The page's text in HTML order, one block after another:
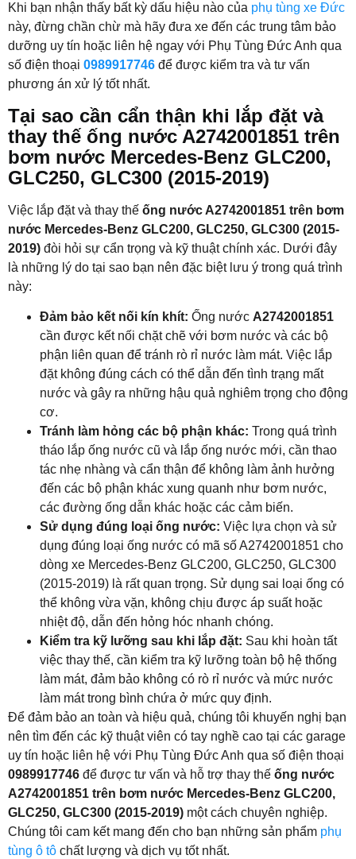
Khi bạn nhận thấy bất kỳ dấu hiệu nào của phụ tùng xe Đức
này, đừng chần chừ mà hãy đưa xe đến các trung tâm bảo
dưỡng uy tín hoặc liên hệ ngay với Phụ Tùng Đức Anh qua
số điện thoại 0989917746 để được kiểm tra và tư vấn
phương án xử lý tốt nhất.
Tại sao cần cẩn thận khi lắp đặt và
thay thế ống nước A2742001851 trên
bơm nước Mercedes-Benz GLC200,
GLC250, GLC300 (2015-2019)
Việc lắp đặt và thay thế ống nước A2742001851 trên bơm
nước Mercedes-Benz GLC200, GLC250, GLC300 (2015-
2019) đòi hỏi sự cẩn trọng và kỹ thuật chính xác. Dưới đây
là những lý do tại sao bạn nên đặc biệt lưu ý trong quá trình
này:
Đảm bảo kết nối kín khít: Ống nước A2742001851
cần được kết nối chặt chẽ với bơm nước và các bộ
phận liên quan để tránh rò rỉ nước làm mát. Việc lắp
đặt không đúng cách có thể dẫn đến tình trạng mất
nước và gây ra những hậu quả nghiêm trọng cho động
cơ.
Tránh làm hỏng các bộ phận khác: Trong quá trình
tháo lắp ống nước cũ và lắp ống nước mới, cần thao
tác nhẹ nhàng và cẩn thận để không làm ảnh hưởng
đến các bộ phận khác xung quanh như bơm nước,
các đường ống dẫn khác hoặc các cảm biến.
Sử dụng đúng loại ống nước: Việc lựa chọn và sử
dụng đúng loại ống nước có mã số A2742001851 cho
dòng xe Mercedes-Benz GLC200, GLC250, GLC300
(2015-2019) là rất quan trọng. Sử dụng sai loại ống có
thể không vừa vặn, không chịu được áp suất hoặc
nhiệt độ, dẫn đến hỏng hóc nhanh chóng.
Kiểm tra kỹ lưỡng sau khi lắp đặt: Sau khi hoàn tất
việc thay thế, cần kiểm tra kỹ lưỡng toàn bộ hệ thống
làm mát, đảm bảo không có rò rỉ nước và mức nước
làm mát trong bình chứa ở mức quy định.
Để đảm bảo an toàn và hiệu quả, chúng tôi khuyến nghị bạn
nên tìm đến các kỹ thuật viên có tay nghề cao tại các garage
uy tín hoặc liên hệ với Phụ Tùng Đức Anh qua số điện thoại
0989917746 để được tư vấn và hỗ trợ thay thế ống nước
A2742001851 trên bơm nước Mercedes-Benz GLC200,
GLC250, GLC300 (2015-2019) một cách chuyên nghiệp.
Chúng tôi cam kết mang đến cho bạn những sản phẩm phụ
tùng ô tô chất lượng và dịch vụ tốt nhất.